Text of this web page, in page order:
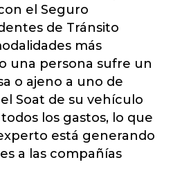
el Seguro
de Tránsito
más
una persona sufre un
o ajeno a uno de
Soat de su vehículo
los gastos, lo que
está generando
a las compañías